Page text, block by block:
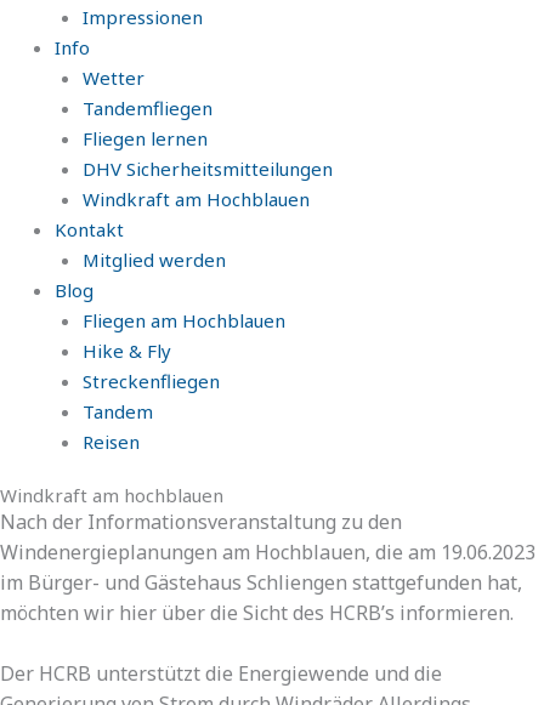
Impressionen
Info
Wetter
Tandemfliegen
Fliegen lernen
DHV Sicherheitsmitteilungen
Windkraft am Hochblauen
Kontakt
Mitglied werden
Blog
Fliegen am Hochblauen
Hike & Fly
Streckenfliegen
Tandem
Reisen
Windkraft am hochblauen
Nach der Informationsveranstaltung zu den
Windenergieplanungen am Hochblauen, die am 19.06.2023
im Bürger- und Gästehaus Schliengen stattgefunden hat,
möchten wir hier über die Sicht des HCRB’s informieren.
Der HCRB unterstützt die Energiewende und die